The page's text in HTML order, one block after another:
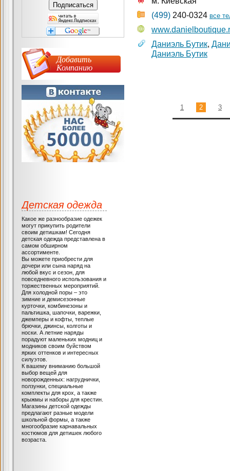
(499) 240-0324 все
Даниэль Бутик,
Даниэль Бутик
1 2 3
Добавить
Компанию
Детская одежда
Какое же разнообразие одежек
могут прикупить родители
своим детишкам! Сегодня
детская одежда представлена в
самом обширном
ассортименте.
Вы можете приобрести для
дочери или сына наряд на
любой вкус и сезон, для
повседневного использования и
торжественных мероприятий.
Для холодной поры – это
зимние и демисезонные
курточки, комбинезоны и
пальтишка, шапочки, варежки,
джемперы и кофты, теплые
брючки, джинсы, колготы и
носки. А летние наряды
порадуют маленьких модниц и
модников своим буйством
ярких оттенков и интересных
силуэтов.
К вашему вниманию большой
выбор вещей для
новорожденных: нагруднички,
ползунки, специальные
комплекты для крох, а также
крыжмы и наборы для крестин.
Магазины детской одежды
предлагают разные модели
школьной формы, а также
многообразие карнавальных
костюмов для детишек любого
возраста.